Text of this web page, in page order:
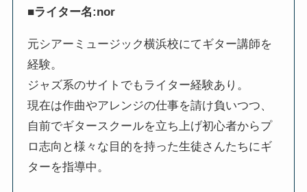
■ライター名:nor
元シアーミュージック横浜校にてギター講師を
経験。
ジャズ系のサイトでもライター経験あり。
現在は作曲やアレンジの仕事を請け負いつつ、
自前でギタースクールを立ち上げ初心者からプ
ロ志向と様々な目的を持った生徒さんたちにギ
ターを指導中。